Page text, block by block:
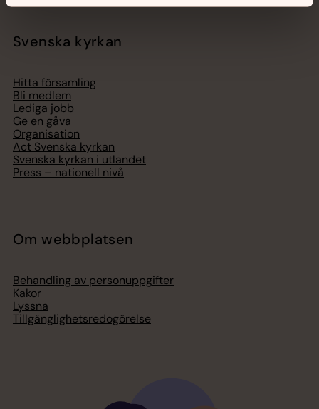
Svenska kyrkan
Hitta församling
Bli medlem
Lediga jobb
Ge en gåva
Organisation
Act Svenska kyrkan
Svenska kyrkan i utlandet
Press – nationell nivå
Om webbplatsen
Behandling av personuppgifter
Kakor
Lyssna
Tillgänglighetsredogörelse